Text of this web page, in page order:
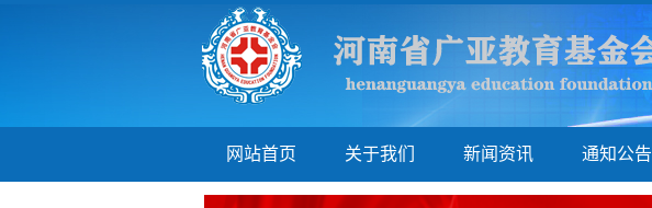
网站首页 关于我们 新闻资讯 通知公告